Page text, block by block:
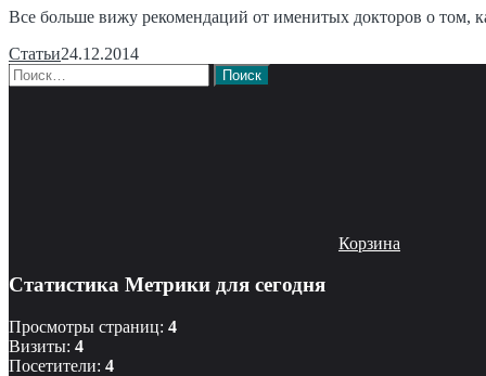
Все больше вижу рекомендаций от именитых докторов о том,
Статьи24.12.2014
Найти:
Корзина
Статистика Метрики для сегодня
Просмотры страниц: 4
Визиты: 4
Посетители: 4